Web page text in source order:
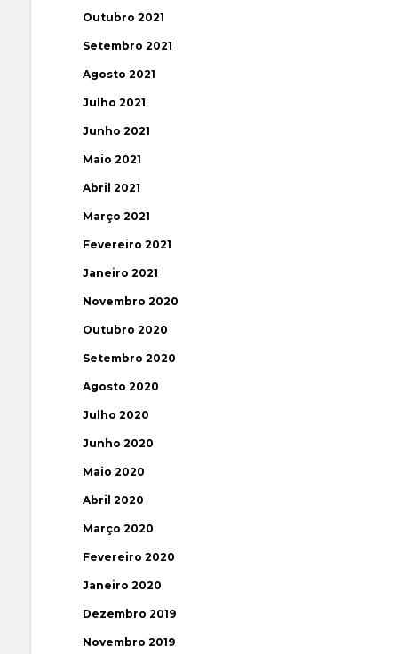
Outubro 2021
Setembro 2021
Agosto 2021
Julho 2021
Junho 2021
Maio 2021
Abril 2021
Março 2021
Fevereiro 2021
Janeiro 2021
Novembro 2020
Outubro 2020
Setembro 2020
Agosto 2020
Julho 2020
Junho 2020
Maio 2020
Abril 2020
Março 2020
Fevereiro 2020
Janeiro 2020
Dezembro 2019
Novembro 2019